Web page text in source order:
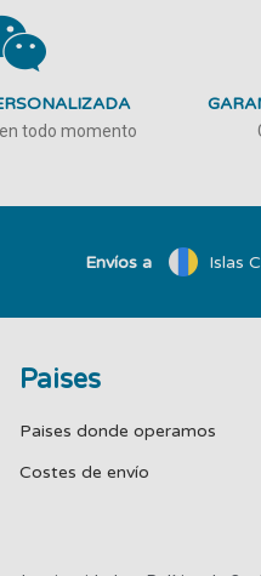
en todo momento
Envíos a Islas
Paises
Paises donde operamos
Costes de envío